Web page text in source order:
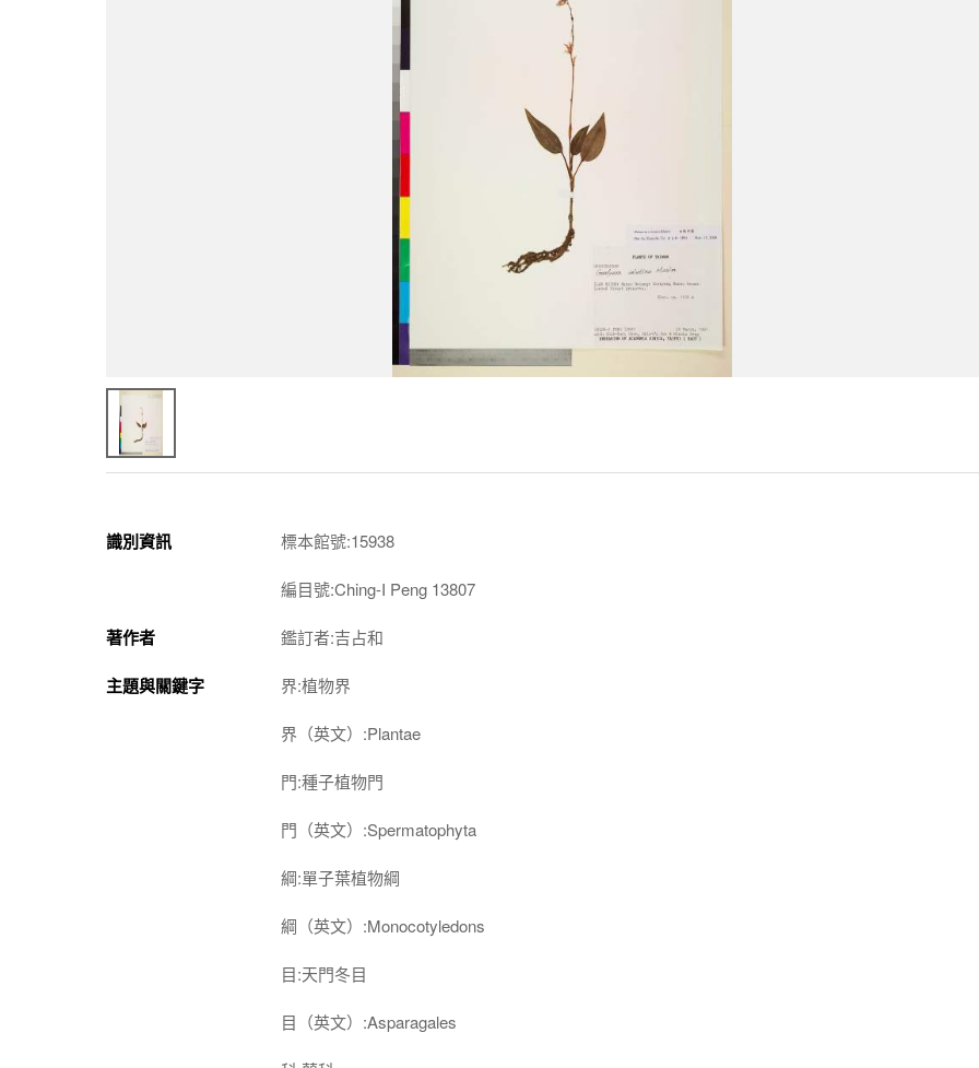
識別資訊 標本館號:15938
編目號:Ching-I Peng 13807
著作者 鑑訂者:吉占和
主題與關鍵字 界:植物界
界（英文）:Plantae
門:種子植物門
門（英文）:Spermatophyta
綱:單子葉植物綱
綱（英文）:Monocotyledons
目:天門冬目
目（英文）:Asparagales